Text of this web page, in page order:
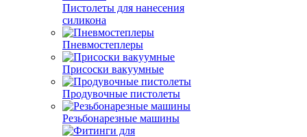
Пистолеты для нанесения
силикона
Пневмостеплеры
Присоски вакуумные
Продувочные пистолеты
Резьбонарезные машины